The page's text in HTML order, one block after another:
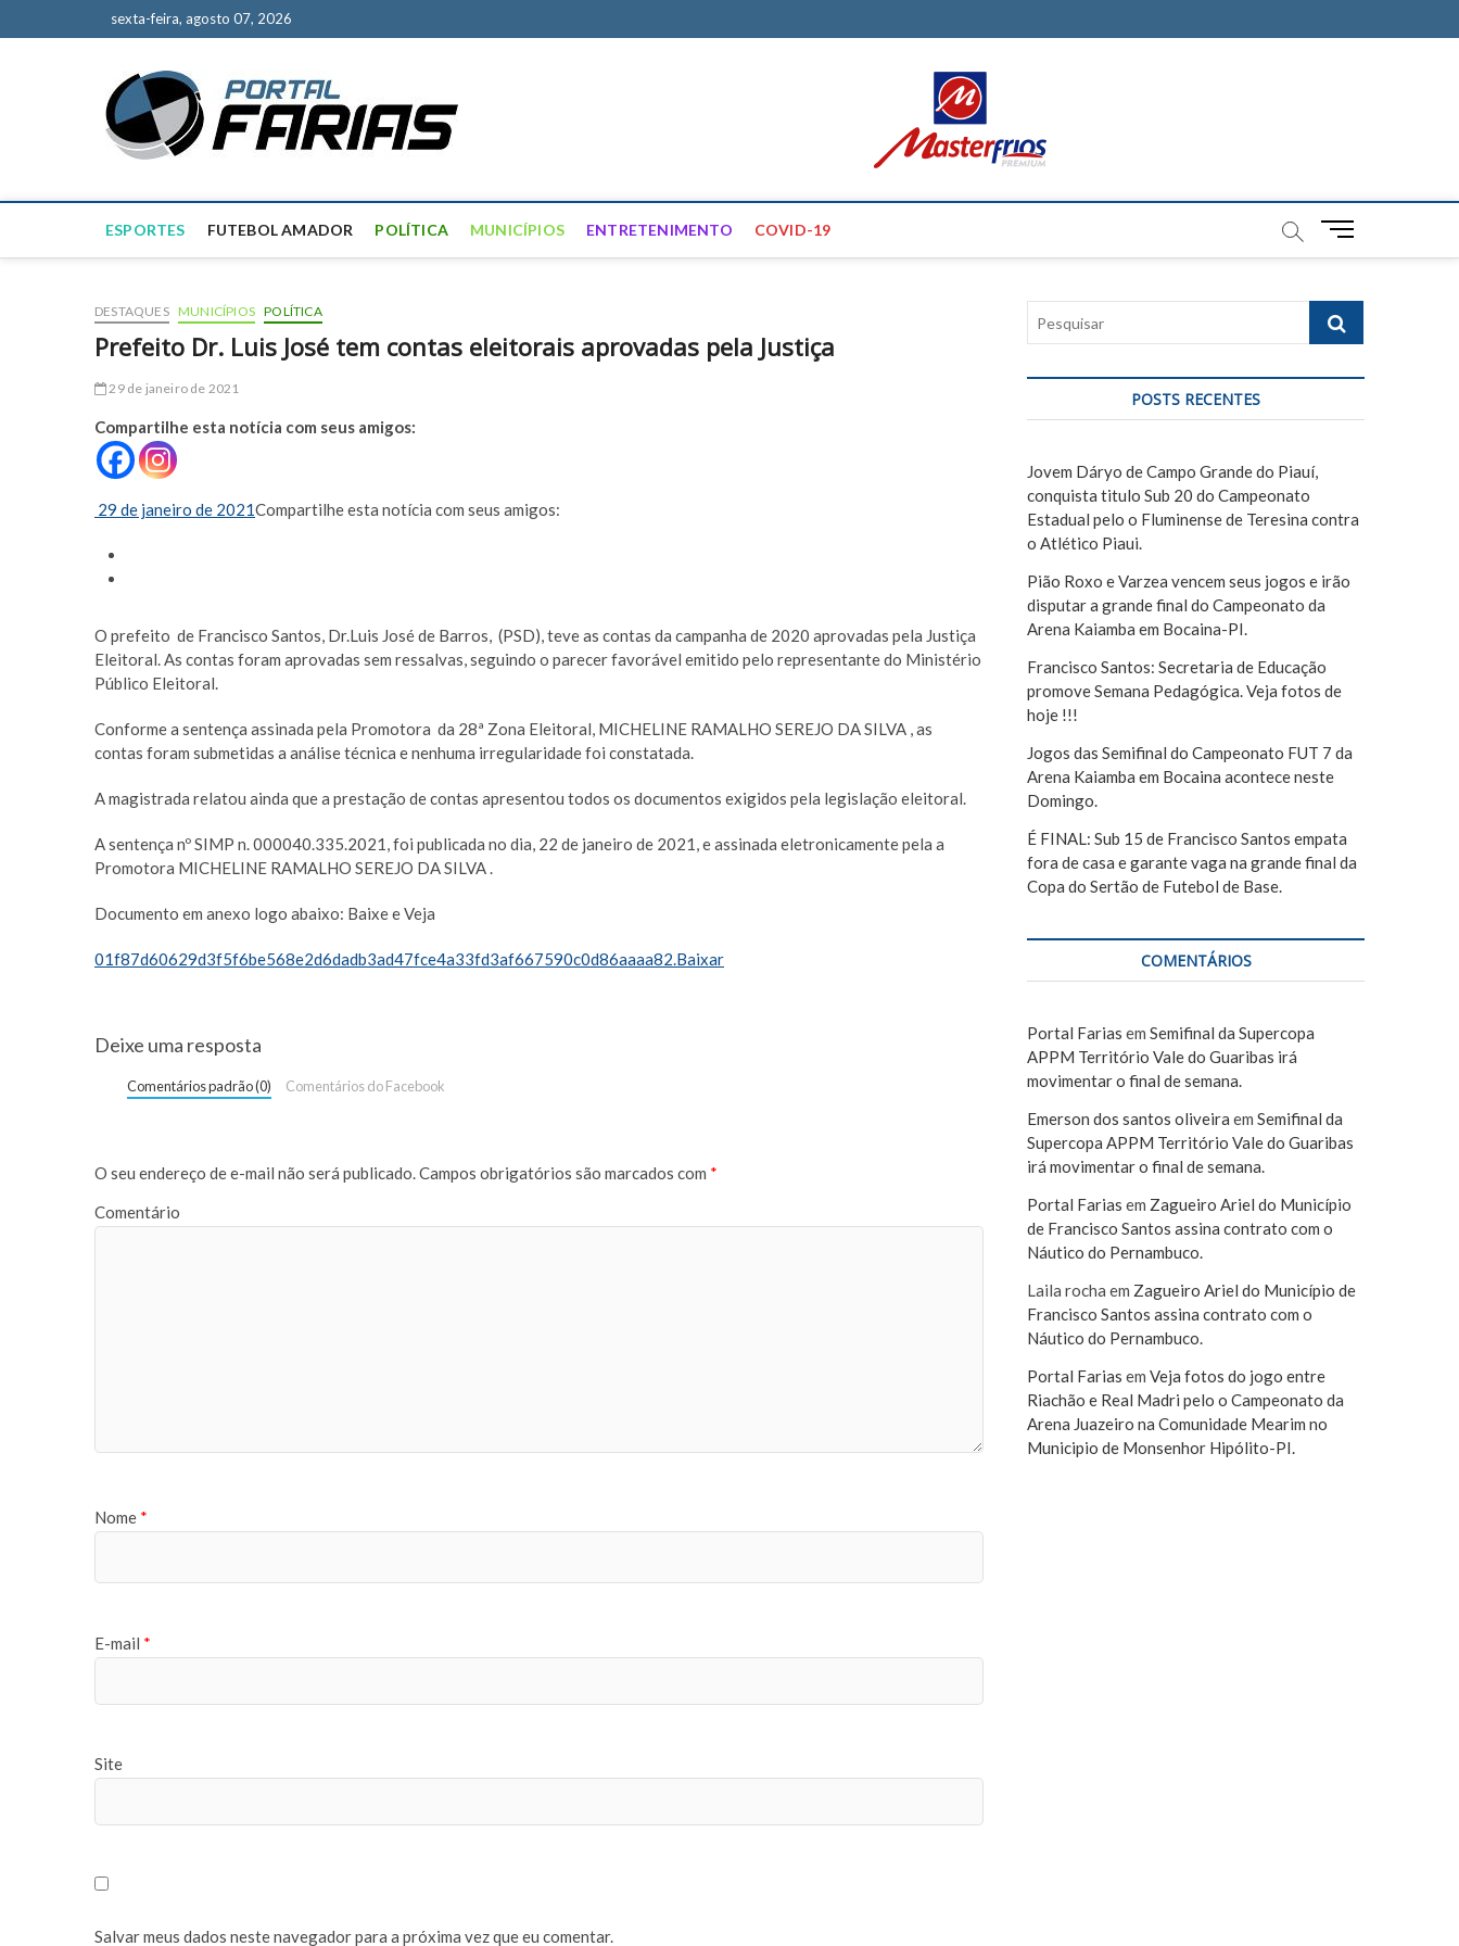
k
n
sexta-feira, agosto 07, 2026
ESPORTES FUTEBOL AMADOR POLÍTICA MUNICÍPIOS ENTRETENIMENTO COVID-19
M
u
B
u
o
DESTAQUES MUNICÍPIOS POLÍTICA
Prefeito Dr. Luis José tem contas eleitorais aprovadas pela Justiça
29 de janeiro de 2021
Compartilhe esta notícia com seus amigos:
29 de janeiro de 2021Compartilhe esta notícia com seus amigos:
O prefeito de Francisco Santos, Dr.Luis José de Barros, (PSD), teve as contas da campanha de 2020 aprovadas pela Justiça
Eleitoral. As contas foram aprovadas sem ressalvas, seguindo o parecer favorável emitido pelo representante do Ministério
Público Eleitoral.
Conforme a sentença assinada pela Promotora da 28ª Zona Eleitoral, MICHELINE RAMALHO SEREJO DA SILVA , as
contas foram submetidas a análise técnica e nenhuma irregularidade foi constatada.
A magistrada relatou ainda que a prestação de contas apresentou todos os documentos exigidos pela legislação eleitoral.
A sentença nº SIMP n. 000040.335.2021, foi publicada no dia, 22 de janeiro de 2021, e assinada eletronicamente pela a
Promotora MICHELINE RAMALHO SEREJO DA SILVA .
Documento em anexo logo abaixo: Baixe e Veja
01f87d60629d3f5f6be568e2d6dadb3ad47fce4a33fd3af667590c0d86aaaa82.Baixar
Deixe uma resposta
Comentários padrão (0) Comentários do Facebook
O seu endereço de e-mail não será publicado.Campos obrigatórios são marcados com *
Comentário
Nome *
E-mail *
Site
Salvar meus dados neste navegador para a próxima vez que eu comentar.
q
a
POSTS RECENTES
Jovem Dáryo de Campo Grande do Piauí,
conquista titulo Sub 20 do Campeonato
Estadual pelo o Fluminense de Teresina contra
o Atlético Piaui.
Pião Roxo e Varzea vencem seus jogos e irão
disputar a grande final do Campeonato da
Arena Kaiamba em Bocaina-PI.
Francisco Santos: Secretaria de Educação
promove Semana Pedagógica. Veja fotos de
hoje !!!
Jogos das Semifinal do Campeonato FUT 7 da
Arena Kaiamba em Bocaina acontece neste
Domingo.
É FINAL: Sub 15 de Francisco Santos empata
fora de casa e garante vaga na grande final da
Copa do Sertão de Futebol de Base.
COMENTÁRIOS
Portal Farias em Semifinal da Supercopa
APPM Território Vale do Guaribas irá
movimentar o final de semana.
Emerson dos santos oliveira em Semifinal da
Supercopa APPM Território Vale do Guaribas
irá movimentar o final de semana.
Portal Farias em Zagueiro Ariel do Município
de Francisco Santos assina contrato com o
Náutico do Pernambuco.
Laila rocha em Zagueiro Ariel do Município de
Francisco Santos assina contrato com o
Náutico do Pernambuco.
Portal Farias em Veja fotos do jogo entre
Riachão e Real Madri pelo o Campeonato da
Arena Juazeiro na Comunidade Mearim no
Municipio de Monsenhor Hipólito-PI.